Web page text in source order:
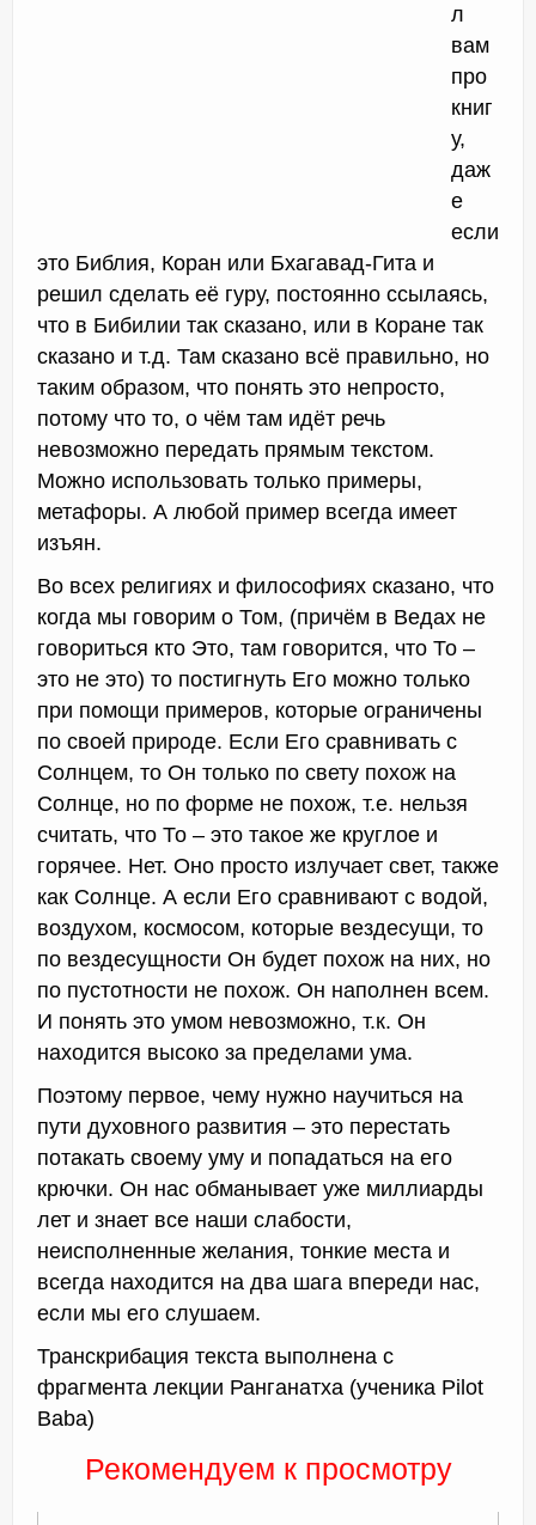
л
вам
про
книг
у,
даж
е
если
это Библия, Коран или Бхагавад-Гита и
решил сделать её гуру, постоянно ссылаясь,
что в Бибилии так сказано, или в Коране так
сказано и т.д. Там сказано всё правильно, но
таким образом, что понять это непросто,
потому что то, о чём там идёт речь
невозможно передать прямым текстом.
Можно использовать только примеры,
метафоры. А любой пример всегда имеет
изъян.
Во всех религиях и философиях сказано, что
когда мы говорим о Том, (причём в Ведах не
говориться кто Это, там говорится, что То –
это не это) то постигнуть Его можно только
при помощи примеров, которые ограничены
по своей природе. Если Его сравнивать с
Солнцем, то Он только по свету похож на
Солнце, но по форме не похож, т.е. нельзя
считать, что То – это такое же круглое и
горячее. Нет. Оно просто излучает свет, также
как Солнце. А если Его сравнивают с водой,
воздухом, космосом, которые вездесущи, то
по вездесущности Он будет похож на них, но
по пустотности не похож. Он наполнен всем.
И понять это умом невозможно, т.к. Он
находится высоко за пределами ума.
Поэтому первое, чему нужно научиться на
пути духовного развития – это перестать
потакать своему уму и попадаться на его
крючки. Он нас обманывает уже миллиарды
лет и знает все наши слабости,
неисполненные желания, тонкие места и
всегда находится на два шага впереди нас,
если мы его слушаем.
Транскрибация текста выполнена с
фрагмента лекции Ранганатха (ученика Pilot
Baba)
Рекомендуем к просмотру